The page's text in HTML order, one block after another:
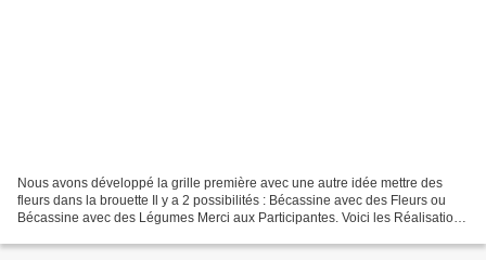
Nous avons développé la grille première avec une autre idée mettre des
fleurs dans la brouette Il y a 2 possibilités : Bécassine avec des Fleurs ou
Bécassine avec des Légumes Merci aux Participantes. Voici les Réalisations